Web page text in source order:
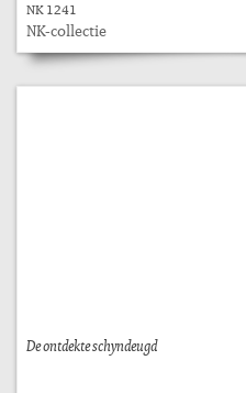
NK 1241
NK-collectie
De ontdekte schyndeugd